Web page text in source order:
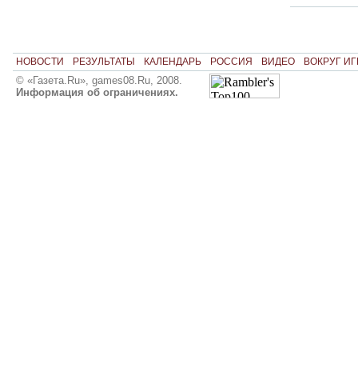
НОВОСТИ РЕЗУЛЬТАТЫ КАЛЕНДАРЬ РОССИЯ ВИДЕО ВОКРУГ
© «Газета.Ru», games08.Ru, 2008.
Информация об ограничениях.